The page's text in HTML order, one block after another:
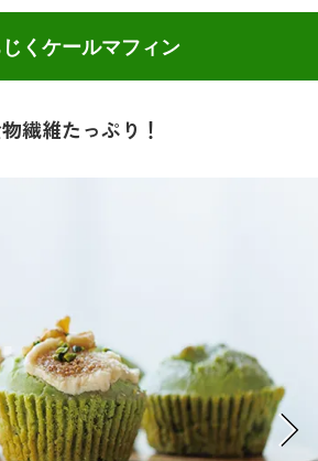
くケールマフィン
繊維たっぷり！